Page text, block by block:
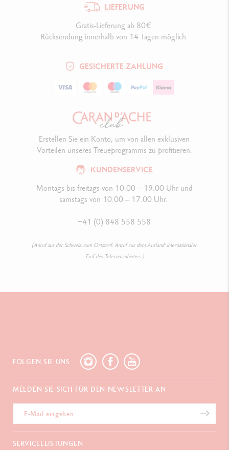
LIEFERUNG
Gratis-Lieferung ab 80€.
Rücksendung innerhalb von 14 Tagen möglich.
GESICHERTE ZAHLUNG
KUNDENSERVICE
Montags bis freitags von 10.00 – 19.00 Uhr und
samstags von 10.00 – 17.00 Uhr.
+41 (0) 848 558 558
(Anruf aus der Schweiz: zum Ortstarif. Anruf aus dem Ausland: internationaler
Tarif des Telecomanbieters.)
Erstellen Sie ein Konto, um von allen exklusiven
Vorteilen unseres Treueprogramms zu profitieren.
FOLGEN SIE UNS
MELDEN SIE SICH FÜR DEN NEWSLETTER AN
SERVICELEISTUNGEN